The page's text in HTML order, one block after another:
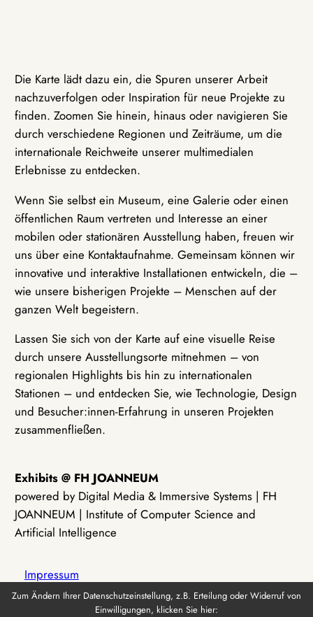
Die Karte lädt dazu ein, die Spuren unserer Arbeit
nachzuverfolgen oder Inspiration für neue Projekte zu
finden. Zoomen Sie hinein, hinaus oder navigieren Sie
durch verschiedene Regionen und Zeiträume, um die
internationale Reichweite unserer multimedialen
Erlebnisse zu entdecken.
Wenn Sie selbst ein Museum, eine Galerie oder einen
öffentlichen Raum vertreten und Interesse an einer
mobilen oder stationären Ausstellung haben, freuen wir
uns über eine Kontaktaufnahme. Gemeinsam können wir
innovative und interaktive Installationen entwickeln, die –
wie unsere bisherigen Projekte – Menschen auf der
ganzen Welt begeistern.
Lassen Sie sich von der Karte auf eine visuelle Reise
durch unsere Ausstellungsorte mitnehmen – von
regionalen Highlights bis hin zu internationalen
Stationen – und entdecken Sie, wie Technologie, Design
und Besucher:innen-Erfahrung in unseren Projekten
zusammenfließen.
Exhibits @ FH JOANNEUM
powered by Digital Media & Immersive Systems | FH
JOANNEUM | Institute of Computer Science and
Artificial Intelligence
Impressum
Zum Ändern Ihrer Datenschutzeinstellung, z.B. Erteilung oder Widerruf von
Einwilligungen, klicken Sie hier: